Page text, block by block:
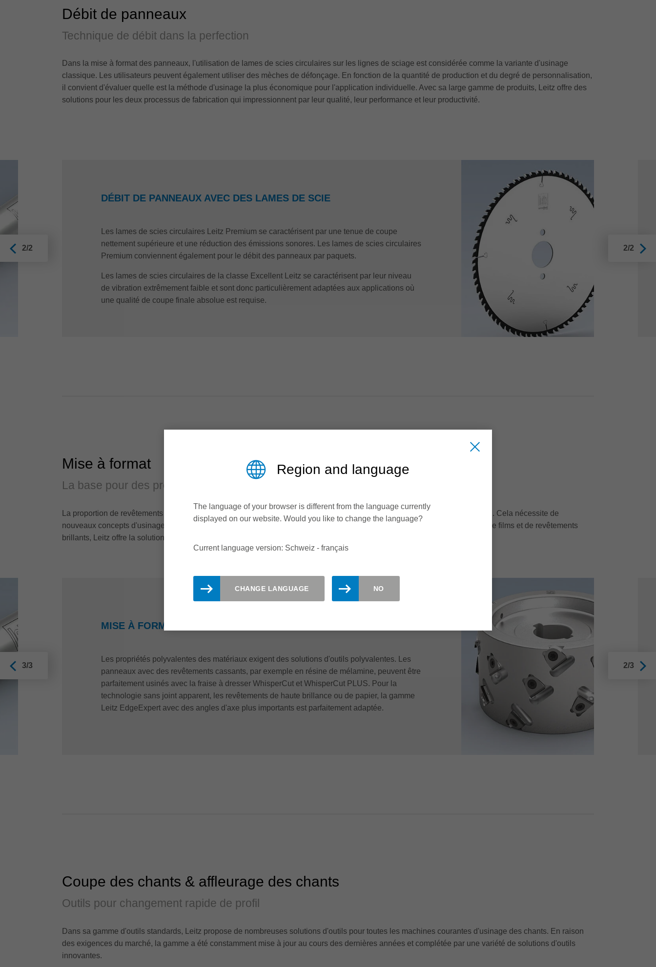
Débit de panneaux
Technique de débit dans la perfection
Dans la mise à format des panneaux, l'utilisation de lames de scies circulaires sur les lignes de sciage est considérée comme la variante d'usinage
classique. Les utilisateurs peuvent également utiliser des mèches de défonçage. En fonction de la quantité de production et du degré de personnalisation,
il convient d'évaluer quelle est la méthode d'usinage la plus économique pour l'application individuelle. Avec sa large gamme de produits, Leitz offre des
solutions pour les deux processus de fabrication qui impressionnent par leur qualité, leur performance et leur productivité.
DÉBIT DE PANNEAUX AVEC DES LAMES DE SCIE
Les lames de scies circulaires Leitz Premium se caractérisent par une tenue de coupe
nettement supérieure et une réduction des émissions sonores. Les lames de scies circulaires
Premium conviennent également pour le débit des panneaux par paquets.
Les lames de scies circulaires de la classe Excellent Leitz se caractérisent par leur niveau
de vibration extrêmement faible et sont donc particulièrement adaptées aux applications où
une qualité de coupe finale absolue est requise.
2/2 2/2
Mise à format
La base pour des produits à forte valeur ajoutée
La proportion de revêtements difficiles à usiner dans l'ameublement et la décoration intérieure est en constante augmentation. Cela nécessite de
nouveaux concepts d'usinage et de nouvelles solutions d'outils. Qu'il s'agisse de décors en papier très fins, de placages ou de films et de revêtements
brillants, Leitz offre la solution adéquate pour chaque exigence grâce à sa vaste gamme de dresseurs et de déchiqueteurs.
MISE À FORMAT AVEC DES FRAISES À DRESSER
Les propriétés polyvalentes des matériaux exigent des solutions d'outils polyvalentes. Les
panneaux avec des revêtements cassants, par exemple en résine de mélamine, peuvent être
parfaitement usinés avec la fraise à dresser WhisperCut et WhisperCut PLUS. Pour la
technologie sans joint apparent, les revêtements de haute brillance ou de papier, la gamme
Leitz EdgeExpert avec des angles d'axe plus importants est parfaitement adaptée.
3/3 2/3
Coupe des chants & affleurage des chants
Outils pour changement rapide de profil
Dans sa gamme d'outils standards, Leitz propose de nombreuses solutions d'outils pour toutes les machines courantes d'usinage des chants. En raison
des exigences du marché, la gamme a été constamment mise à jour au cours des dernières années et complétée par une variété de solutions d'outils
innovantes.
Region and language
The language of your browser is different from the language currently
displayed on our website. Would you like to change the language?
Current language version: Schweiz - français
CHANGE LANGUAGE NO